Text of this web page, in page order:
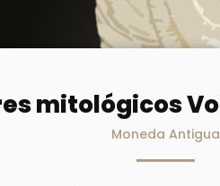
mitológicos
Moneda Antigua